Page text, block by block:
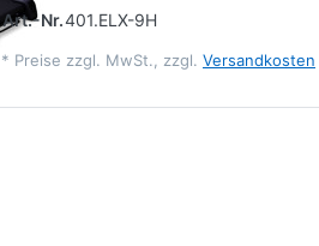
Art.-Nr.401.ELX-9H
* Preise zzgl. MwSt., zzgl. Versandkosten